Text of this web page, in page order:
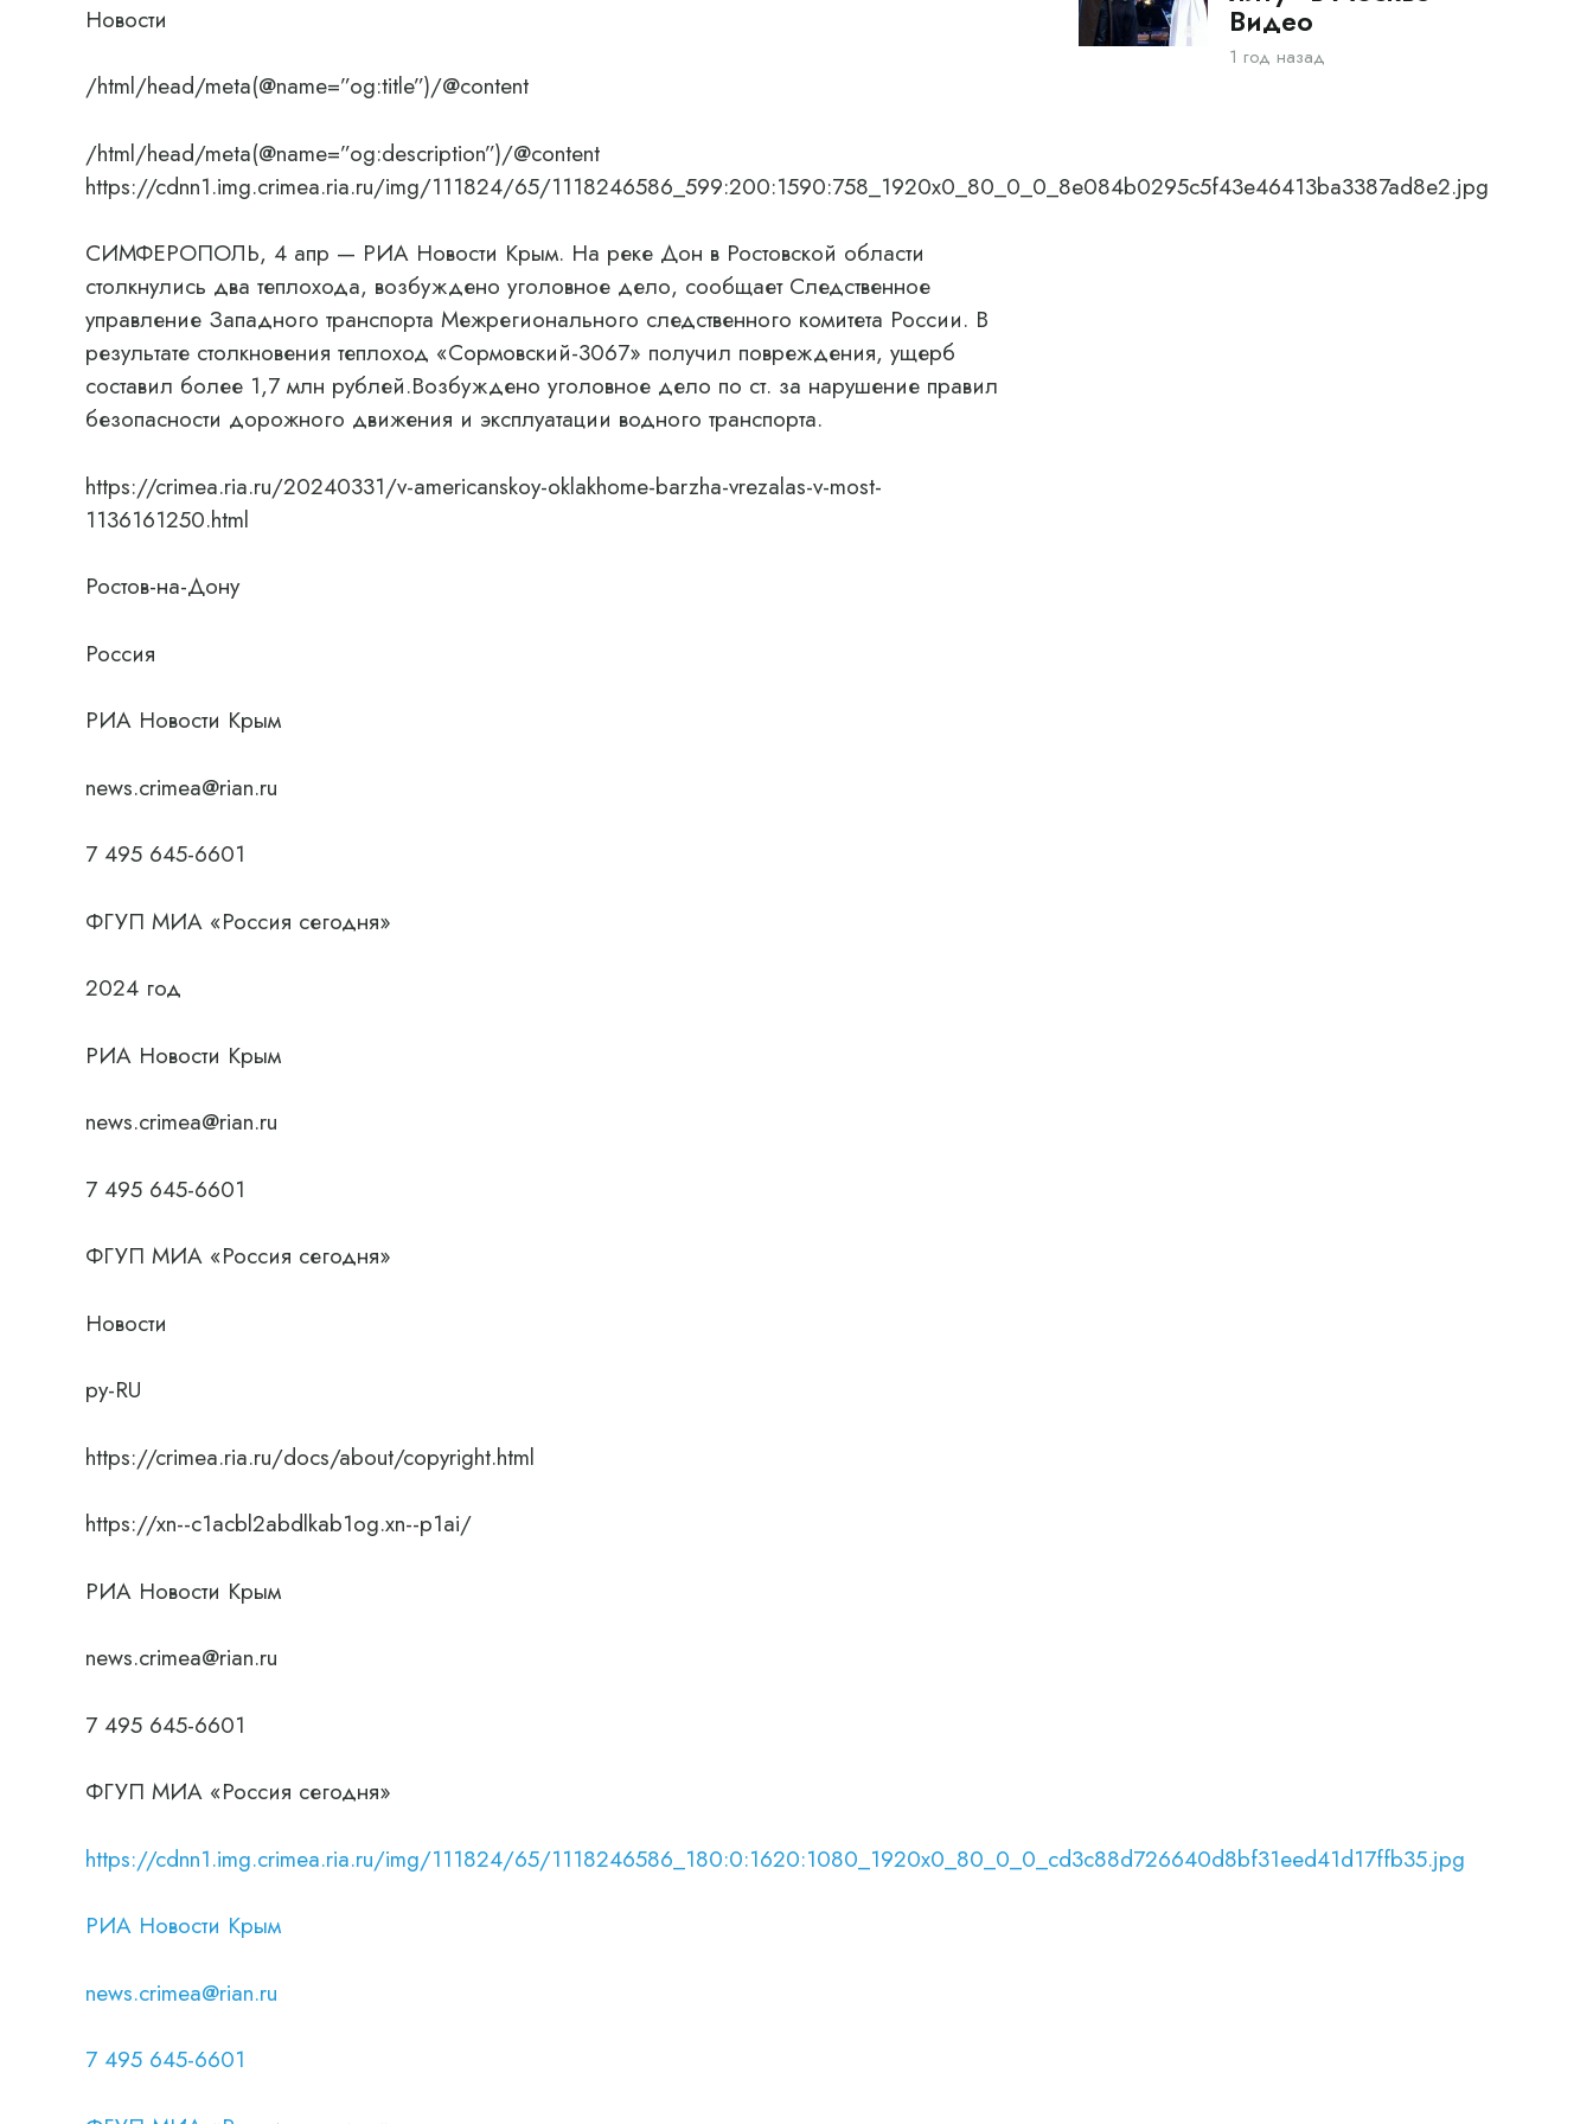
Новости
/html/head/meta(@name=”og:title”)/@content
/html/head/meta(@name=”og:description”)/@content
https://cdnn1.img.crimea.ria.ru/img/111824/65/1118246586_599:200:1590:758_1920x0_80_0_0_8e084b0295c5f43e46413ba3387ad8e2.jpg
СИМФЕРОПОЛЬ, 4 апр — РИА Новости Крым. На реке Дон в Ростовской области
столкнулись два теплохода, возбуждено уголовное дело, сообщает Следственное
управление Западного транспорта Межрегионального следственного комитета России. В
результате столкновения теплоход «Сормовский-3067» получил повреждения, ущерб
составил более 1,7 млн ​​рублей.Возбуждено уголовное дело по ст. за нарушение правил
безопасности дорожного движения и эксплуатации водного транспорта.
https://crimea.ria.ru/20240331/v-americanskoy-oklakhome-barzha-vrezalas-v-most-
1136161250.html
Ростов-на-Дону
Россия
РИА Новости Крым
news.crimea@rian.ru
7 495 645-6601
ФГУП МИА «Россия сегодня»
2024 год
РИА Новости Крым
news.crimea@rian.ru
7 495 645-6601
ФГУП МИА «Россия сегодня»
Новости
ру-RU
https://crimea.ria.ru/docs/about/copyright.html
https://xn--c1acbl2abdlkab1og.xn--p1ai/
РИА Новости Крым
news.crimea@rian.ru
7 495 645-6601
ФГУП МИА «Россия сегодня»
https://cdnn1.img.crimea.ria.ru/img/111824/65/1118246586_180:0:1620:1080_1920x0_80_0_0_cd3c88d726640d8bf31eed41d17ffb35.jpg
РИА Новости Крым
news.crimea@rian.ru
7 495 645-6601
Видео
1 год назад